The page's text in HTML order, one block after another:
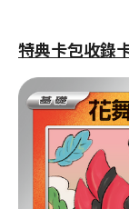
特典卡包收錄